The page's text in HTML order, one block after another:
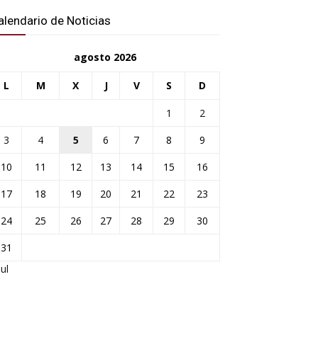
de Noticias
agosto 2026
L M X J V S D
1
2
3
4 5 6 7 8
9
10
11 12 13 14 15
16
17
18 19 20 21 22
23
24
25 26 27 28 29
30
31